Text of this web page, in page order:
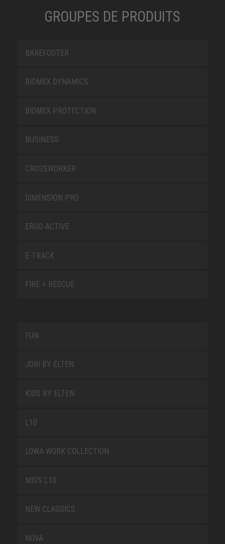
GROUPES DE PRODUITS
BAREFOOTER
BIOMEX DYNAMICS
BIOMEX PROTECTION
BUSINESS
CROSSWORKER
DIMENSION PRO
ERGO-ACTIVE
E-TRACK
FIRE + RESCUE
FUN
JORI BY ELTEN
KIDS BY ELTEN
L10
LOWA WORK COLLECTION
MISS L10
NEW CLASSICS
NOVA